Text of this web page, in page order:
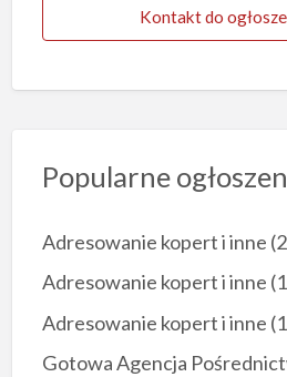
Kontakt do
Popularne
Adresowanie kopert i inne
Adresowanie kopert i inne
Adresowanie kopert i inne
Gotowa Agencja